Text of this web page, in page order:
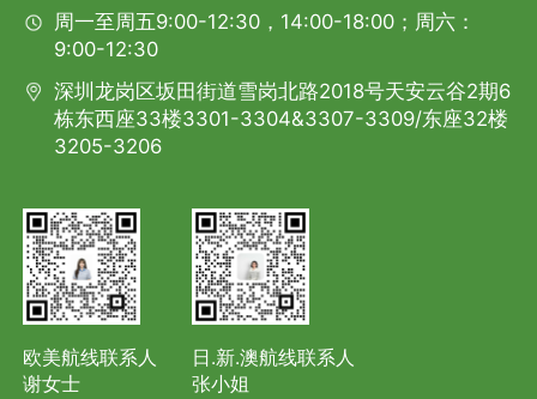
周一至周五9:00-12:30，14:00-18:00；周六：
9:00-12:30
深圳龙岗区坂田街道雪岗北路2018号天安云谷2期6
栋东西座33楼3301-3304&3307-3309/东座32楼
3205-3206
欧美航线联系人
谢女士
日.新.澳航线联系人
张小姐